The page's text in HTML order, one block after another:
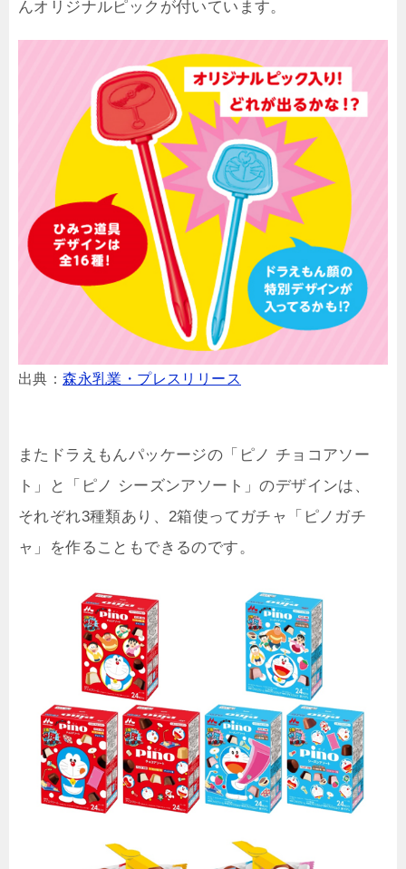
んオリジナルピックが付いています。
出典：森永乳業・プレスリリース
またドラえもんパッケージの「ピノ チョコアソー
ト」と「ピノ シーズンアソート」のデザインは、
それぞれ3種類あり、2箱使ってガチャ「ピノガチ
ャ」を作ることもできるのです。